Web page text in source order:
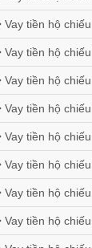
Vay tiền hộ
Vay tiền hộ
Vay tiền hộ
Vay tiền hộ
Vay tiền hộ
Vay tiền hộ
Vay tiền hộ
Vay tiền hộ